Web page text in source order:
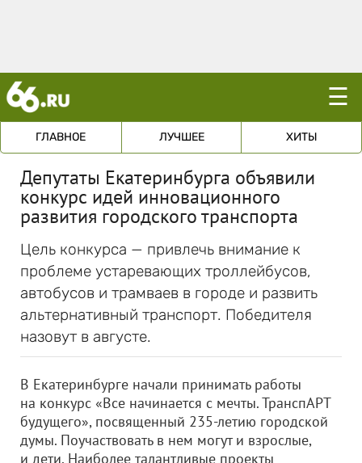
☰
ГЛАВНОЕ ЛУЧШЕЕ ХИТЫ
Депутаты Екатеринбурга объявили
конкурс идей инновационного
развития городского транспорта
Цель конкурса — привлечь внимание к
проблеме устаревающих троллейбусов,
автобусов и трамваев в городе и развить
альтернативный транспорт. Победителя
назовут в августе.
В Екатеринбурге начали принимать работы
на конкурс «Все начинается с мечты. ТранспАРТ
будущего», посвященный 235-летию городской
думы. Поучаствовать в нем могут и взрослые,
и дети. Наиболее талантливые проекты